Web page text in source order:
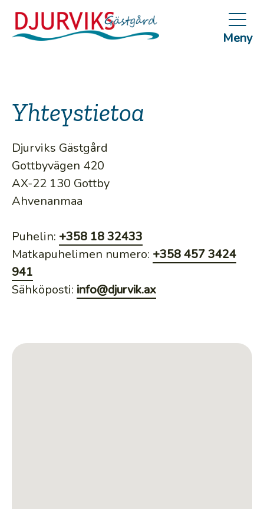
Hyppää
pääsisältöön
Meny
Yhteystietoa
Djurviks Gästgård
Gottbyvägen 420
AX-22 130 Gottby
Ahvenanmaa
Puhelin: +358 18 32433
Matkapuhelimen numero: +358 457 3424
941
Sähköposti: info@djurvik.ax